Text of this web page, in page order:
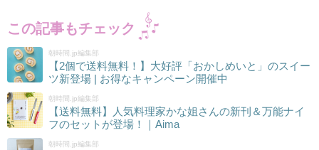
この記事もチェック
朝時間.jp編集部
【2個で送料無料！】大好評「おかしめいと」のスイー
ツ新登場 | お得なキャンペーン開催中
朝時間.jp編集部
【送料無料】人気料理家かな姐さんの新刊＆万能ナイ
フのセットが登場！｜Aima
朝時間.jp編集部